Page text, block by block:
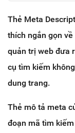
Thẻ Meta
thích ngắn gọn
quản trị web đưa
cụ tìm kiếm
dung trang.
Thẻ mô tả meta
đoạn mã tìm kiếm